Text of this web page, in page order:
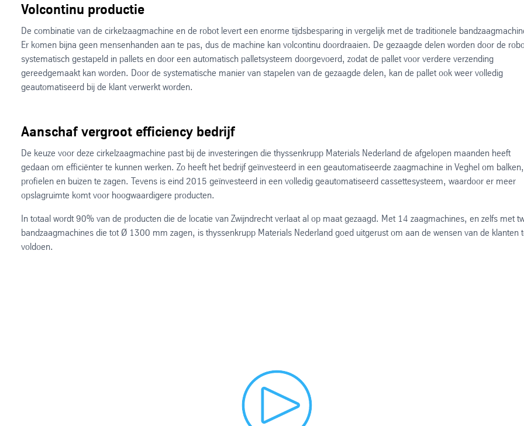
Volcontinu productie
De combinatie van de cirkelzaagmachine en de robot levert een enorme tijdsbesparing in vergelijk met de traditionele
Er komen bijna geen mensenhanden aan te pas, dus de machine kan volcontinu doordraaien. De gezaagde delen worden door de
systematisch gestapeld in pallets en door een automatisch palletsysteem doorgevoerd, zodat de pallet voor verdere verzending
gereedgemaakt kan worden. Door de systematische manier van stapelen van de gezaagde delen, kan de pallet ook weer volledig
geautomatiseerd bij de klant verwerkt worden.
Aanschaf vergroot efficiency bedrijf
De keuze voor deze cirkelzaagmachine past bij de investeringen die thyssenkrupp Materials Nederland de afgelopen maanden heeft
gedaan om efficiënter te kunnen werken. Zo heeft het bedrijf geïnvesteerd in een geautomatiseerde zaagmachine in Veghel om balken,
profielen en buizen te zagen. Tevens is eind 2015 geïnvesteerd in een volledig geautomatiseerd cassettesysteem, waardoor er meer
opslagruimte komt voor hoogwaardigere producten.
In totaal wordt 90% van de producten die de locatie van Zwijndrecht verlaat al op maat gezaagd. Met 14 zaagmachines, en zelfs met
bandzaagmachines die tot Ø 1300 mm zagen, is thyssenkrupp Materials Nederland goed uitgerust om aan de wensen van de klanten
voldoen.